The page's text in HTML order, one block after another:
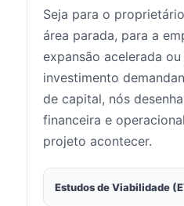
Seja para o
área parada, para a
expansão acelerada
investimento
de capital, nós
financeira e
projeto acontecer.
Estudos de Viabilidade